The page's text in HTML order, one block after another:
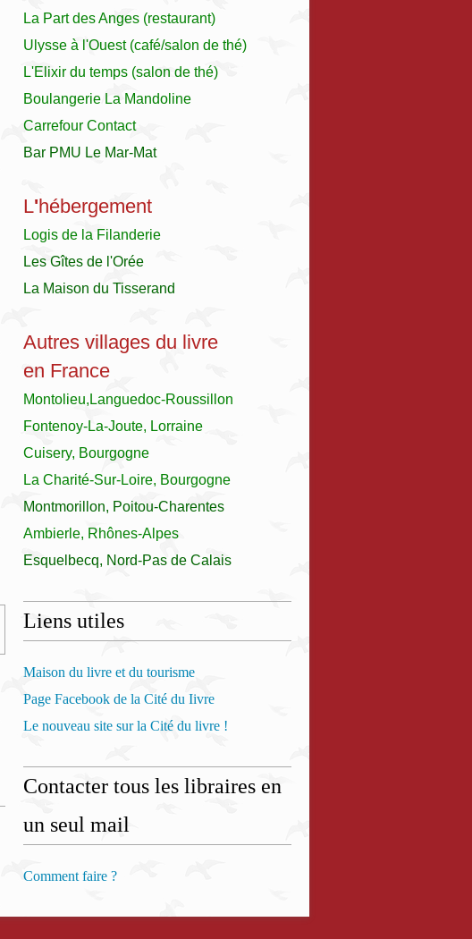
La Part des Anges (restaurant)
Ulysse à l'Ouest(café/salon de thé)
L'Elixir du temps (salon de thé)
Boulangerie La Mandoline
Carrefour Contact
Bar PMU Le Mar-Mat
L'hébergement
Logis de la Filanderie
Les Gîtes de l'Orée
La Maison du Tisserand
Autres villages du livre
en France
Montolieu,Languedoc-Roussillon
Fontenoy-La-Joute, Lorraine
Cuisery, Bourgogne
La Charité-Sur-Loire, Bourgogne
Montmorillon, Poitou-Charentes
Ambierle, Rhônes-Alpes
Esquelbecq, Nord-Pas de Calais
Liens utiles
Maison du livre et du tourisme
Page Facebook de la Cité du Iivre
Le nouveau site sur la Cité du livre !
Contacter tous les libraires en
un seul mail
Comment faire ?